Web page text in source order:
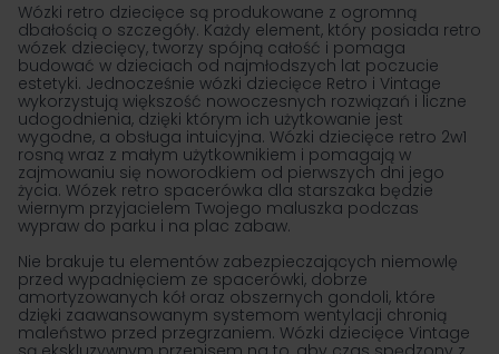
Wózki retro dziecięce są produkowane z ogromną
dbałością o szczegóły. Każdy element, który posiada retro
wózek dziecięcy, tworzy spójną całość i pomaga
budować w dzieciach od najmłodszych lat poczucie
estetyki. Jednocześnie wózki dziecięce Retro i Vintage
wykorzystują większość nowoczesnych rozwiązań i liczne
udogodnienia, dzięki którym ich użytkowanie jest
wygodne, a obsługa intuicyjna. Wózki dziecięce retro 2w1
rosną wraz z małym użytkownikiem i pomagają w
zajmowaniu się noworodkiem od pierwszych dni jego
życia. Wózek retro spacerówka dla starszaka będzie
wiernym przyjacielem Twojego maluszka podczas
wypraw do parku i na plac zabaw.
Nie brakuje tu elementów zabezpieczających niemowlę
przed wypadnięciem ze spacerówki, dobrze
amortyzowanych kół oraz obszernych gondoli, które
dzięki zaawansowanym systemom wentylacji chronią
maleństwo przed przegrzaniem. Wózki dziecięce Vintage